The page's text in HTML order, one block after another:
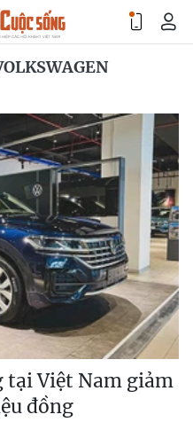
tại Việt Nam giảm
đồng